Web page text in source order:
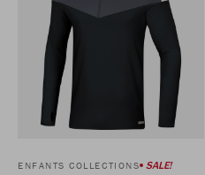
ENFANTS COLLECTIONS SALE!